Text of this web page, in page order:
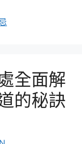
全面解
的秘訣